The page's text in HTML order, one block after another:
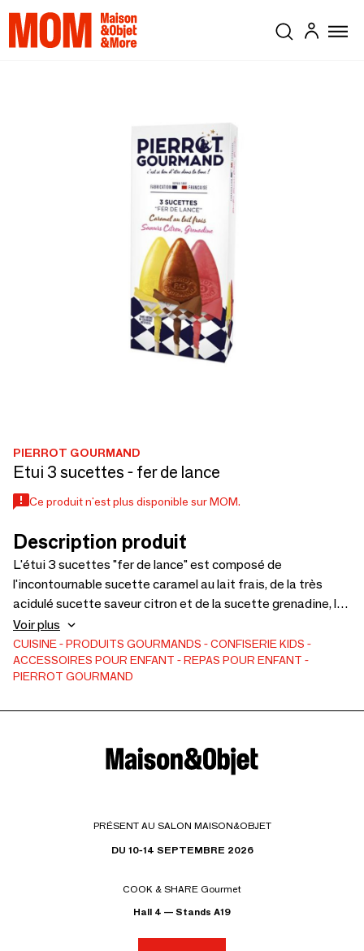
PIERROT GOURMAND
Etui 3 sucettes - fer de lance
Ce produit n'est plus disponible sur MOM.
Description produit
L'étui 3 sucettes "fer de lance" est composé de
l'incontournable sucette caramel au lait frais, de la très
acidulé sucette saveur citron et de la sucette grenadine, la
saveur préférée des enfants ! Un format nomade qui vous
offrira une pause gourmande à n'importe quel moment de la
journée. L'étui pour les fameuses sucettes
Voir plus
CUISINE PRODUITS GOURMANDS CONFISERIEKIDS
ACCESSOIRES POUR ENFANT
REPAS POUR ENFANT
PIERROT GOURMAND
PRÉSENT AU SALON MAISON&OBJET
DU 10-14 SEPTEMBRE 2026
COOK & SHARE Gourmet
Hall 4 — Stands A19